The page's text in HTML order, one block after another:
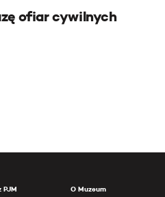
ofiar cywilnych
PJM
O Muzeum